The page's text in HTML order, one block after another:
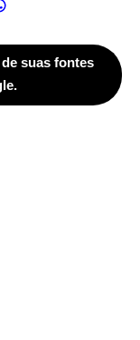
suas fontes